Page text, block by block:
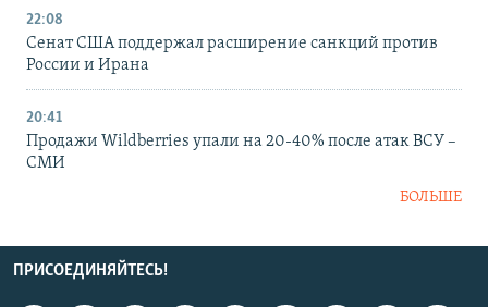
22:08
Сенат США поддержал расширение санкций против
России и Ирана
20:41
Продажи Wildberries упали на 20-40% после атак ВСУ –
СМИ
БОЛЬШЕ
ПРИСОЕДИНЯЙТЕСЬ!